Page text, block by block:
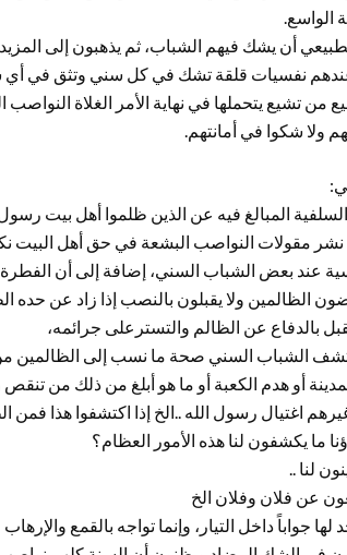
الواسع.
أن يشك فيهم الشباب، ثم يذهبون إلى
نفسيات قلقة تشك في كل سني وتثق في
تشيع يتحملها في نهاية الأمر الغلاة
ولا شكوا في أمانتهم.
المبالغ فيه عن الذين ظلموا أهل بيت
نشر مقولات النواصب البشعة في حق أهل البيت
عند بعض الشباب السني، إضافة إلى أن
الظالمين ولا يقبلون بالنصب إذا زاد عن حده
بالدفاع عن الظالم والتسترعلى جرائمه،
الشباب السني صحة ما نسب إلى الظالمين من
أو هدم الكعبة أو ما هو أبلغ من ذلك من
اغتيال رسول الله ..الخ إذا اكتشفوا هذا فمن
ما يكشفون لنا هذه الأمور العظام؟
لنا ..
عن فلان وفلان الخ
لها جواباً داخل التيار، وإنما تواجه بالقمع والإرهاب